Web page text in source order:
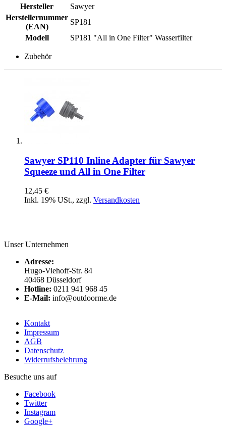
Hersteller
Sawyer
Herstellernummer
(EAN)
SP181
Modell
SP181 "All in One Filter" Wasserfilter
Zubehör
Sawyer SP110 Inline Adapter für Sawyer
Squeeze und All in One Filter
12,45 €
Inkl. 19% USt., zzgl. Versandkosten
Unser Unternehmen
Adresse:
Hugo-Viehoff-Str. 84
40468 Düsseldorf
Hotline: 0211 941 968 45
E-Mail: info@outdoorme.de
Kontakt
Impressum
AGB
Datenschutz
Widerrufsbelehrung
Besuche uns auf
Facebook
Twitter
Instagram
Google+